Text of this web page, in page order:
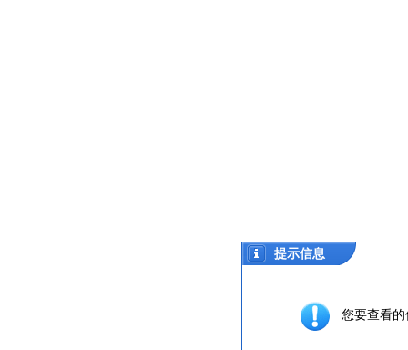
提示信息
您要查看